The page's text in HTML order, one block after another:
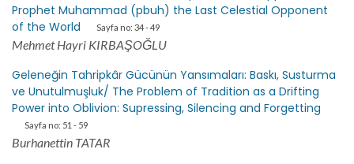
Prophet Muhammad (pbuh) the Last Celestial Opponent
of the World
Sayfa no: 34 - 49
Mehmet Hayri KIRBAŞOĞLU
Geleneğin Tahripkâr Gücünün Yansımaları: Baskı, Susturma
ve Unutulmuşluk/ The Problem of Tradition as a Drifting
Power into Oblivion: Supressing, Silencing and Forgetting
Sayfa no: 51 - 59
Burhanettin TATAR